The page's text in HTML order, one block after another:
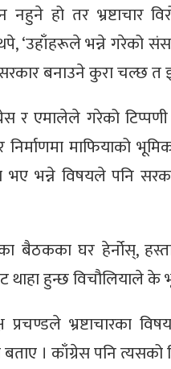
नहुने हो तर
‘उहाँहरूले भन्ने गरेको
बनाउने कुरा चल्छ त
र एमालेले गरेको टिप्पणी
माफियाको
भन्ने विषयले पनि
बैठकका घर हेर्नोस्,
थाहा हुन्छ विचौलियाले के
प्रचण्डले भ्रष्टाचारका
। काँग्रेस पनि त्यसको